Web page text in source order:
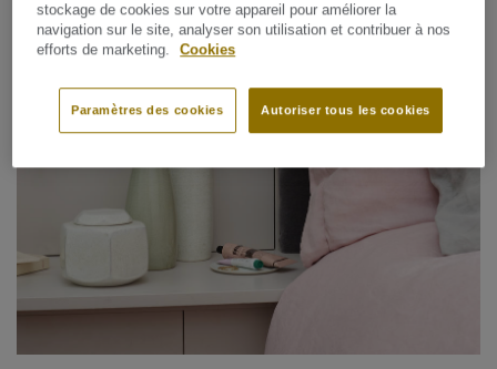
stockage de cookies sur votre appareil pour améliorer la
navigation sur le site, analyser son utilisation et contribuer à nos
efforts de marketing.
Cookies
Paramètres des cookies Autoriser tous les cookies